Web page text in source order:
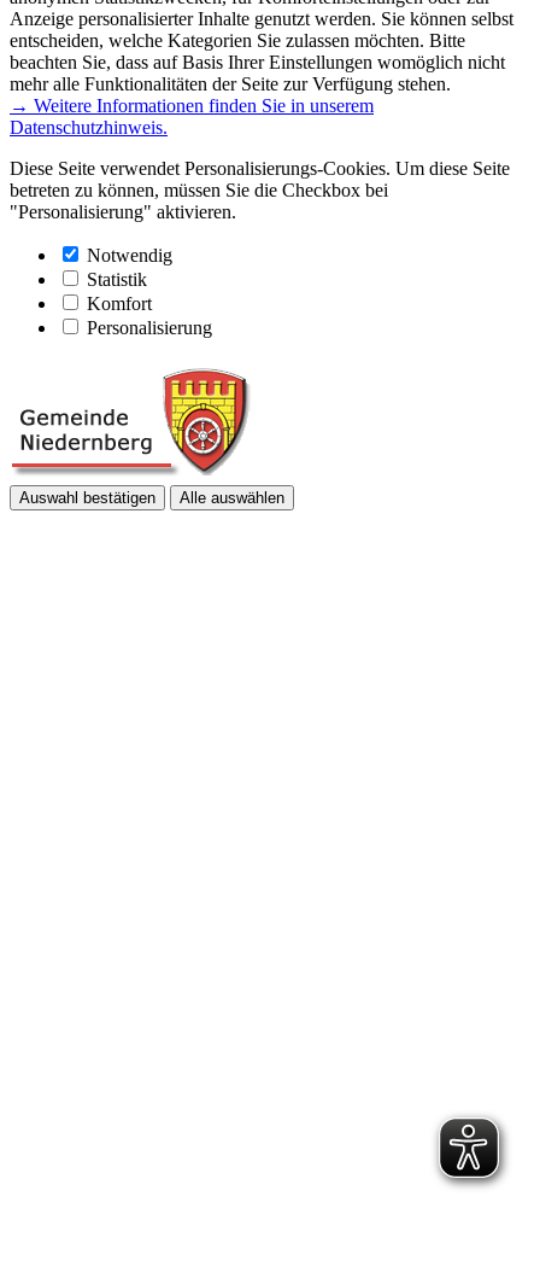
Anzeige personalisierter Inhalte genutzt werden. Sie können selbst
entscheiden, welche Kategorien Sie zulassen möchten. Bitte
beachten Sie, dass auf Basis Ihrer Einstellungen womöglich nicht
mehr alle Funktionalitäten der Seite zur Verfügung stehen.
→ Weitere Informationen finden Sie in unserem
Datenschutzhinweis.
Diese Seite verwendet Personalisierungs-Cookies. Um diese Seite
betreten zu können, müssen Sie die Checkbox bei
"Personalisierung" aktivieren.
Notwendig
Statistik
Komfort
Personalisierung
Auswahl bestätigen Alle auswählen